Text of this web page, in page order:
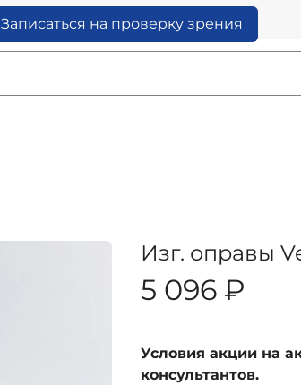
Записаться на проверку зрения
Изг. оправы
5 096 ₽
Условия акции на
консультантов.